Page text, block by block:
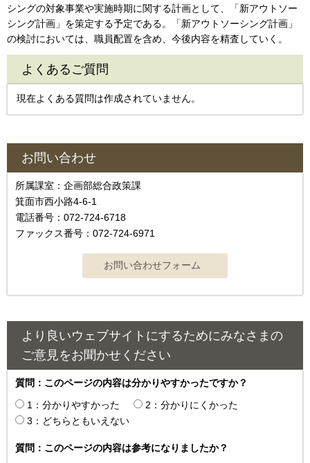
シングの対象事業や実施時期に関する計画として、「新アウトソー
シング計画」を策定する予定である。「新アウトソーシング計画」
の検討においては、職員配置を含め、今後内容を精査していく。
よくあるご質問
現在よくある質問は作成されていません。
お問い合わせ
所属課室：企画部総合政策課
箕面市西小路4‐6‐1
電話番号：072-724-6718
ファックス番号：072-724-6971
より良いウェブサイトにするためにみなさまの
ご意見をお聞かせください
質問：このページの内容は分かりやすかったですか？
1：分かりやすかった
2：分かりにくかった
3：どちらともいえない
質問：このページの内容は参考になりましたか？